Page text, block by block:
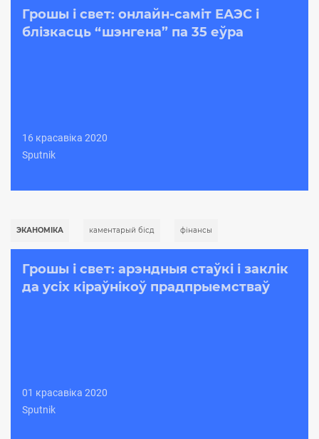
Грошы і свет: онлайн-саміт ЕАЭС і
блізкасць “шэнгена” па 35 еўра
16 красавіка 2020
Sputnik
ЭКАНОМІКА каментарый бісд фінансы
Грошы і свет: арэндныя стаўкі і заклік
да усіх кіраўнікоў прадпрыемстваў
01 красавіка 2020
Sputnik